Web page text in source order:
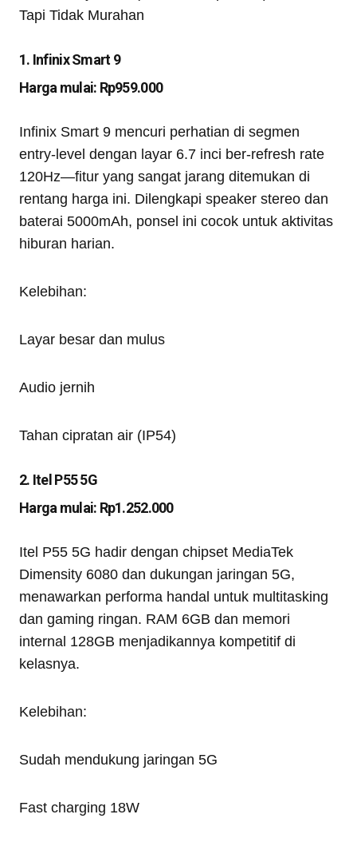
Tapi Tidak Murahan
1. Infinix Smart 9
Harga mulai: Rp959.000
Infinix Smart 9 mencuri perhatian di segmen
entry-level dengan layar 6.7 inci ber-refresh rate
120Hz—fitur yang sangat jarang ditemukan di
rentang harga ini. Dilengkapi speaker stereo dan
baterai 5000mAh, ponsel ini cocok untuk aktivitas
hiburan harian.
Kelebihan:
Layar besar dan mulus
Audio jernih
Tahan cipratan air (IP54)
2. Itel P55 5G
Harga mulai: Rp1.252.000
Itel P55 5G hadir dengan chipset MediaTek
Dimensity 6080 dan dukungan jaringan 5G,
menawarkan performa handal untuk multitasking
dan gaming ringan. RAM 6GB dan memori
internal 128GB menjadikannya kompetitif di
kelasnya.
Kelebihan:
Sudah mendukung jaringan 5G
Fast charging 18W